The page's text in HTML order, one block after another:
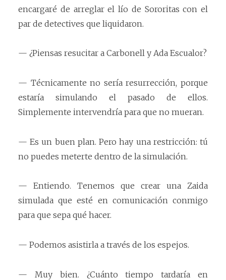
encargaré de arreglar el lío de Sororitas con el
par de detectives que liquidaron.
— ¿Piensas resucitar a Carbonell y Ada Escualor?
— Técnicamente no sería resurrección, porque
estaría simulando el pasado de ellos.
Simplemente intervendría para que no mueran.
— Es un buen plan. Pero hay una restricción: tú
no puedes meterte dentro de la simulación.
— Entiendo. Tenemos que crear una Zaida
simulada que esté en comunicación conmigo
para que sepa qué hacer.
— Podemos asistirla a través de los espejos.
— Muy bien. ¿Cuánto tiempo tardaría en